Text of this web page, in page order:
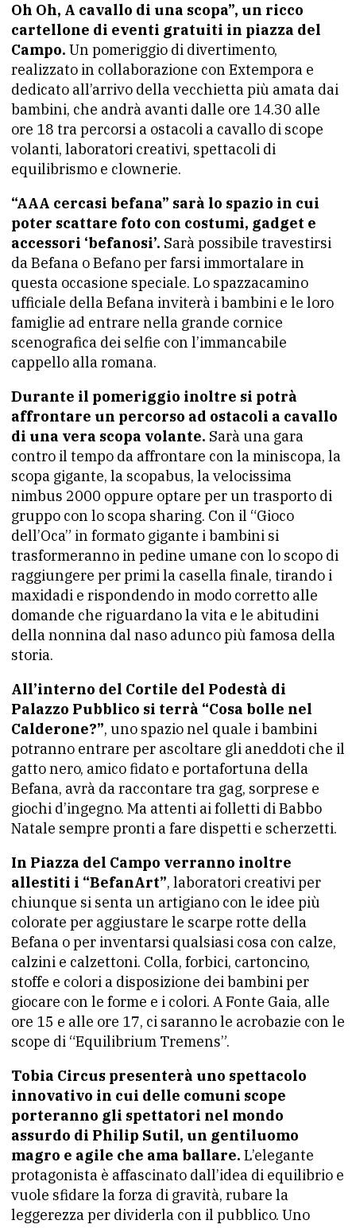
Oh Oh, A cavallo di una scopa”, un ricco
cartellone di eventi gratuiti in piazza del
Campo. Un pomeriggio di divertimento,
realizzato in collaborazione con Extempora e
dedicato all’arrivo della vecchietta più amata dai
bambini, che andrà avanti dalle ore 14.30 alle
ore 18 tra percorsi a ostacoli a cavallo di scope
volanti, laboratori creativi, spettacoli di
equilibrismo e clownerie.
“AAA cercasi befana” sarà lo spazio in cui
poter scattare foto con costumi, gadget e
accessori ‘befanosi’. Sarà possibile travestirsi
da Befana o Befano per farsi immortalare in
questa occasione speciale. Lo spazzacamino
ufficiale della Befana inviterà i bambini e le loro
famiglie ad entrare nella grande cornice
scenografica dei selfie con l’immancabile
cappello alla romana.
Durante il pomeriggio inoltre si potrà
affrontare un percorso ad ostacoli a cavallo
di una vera scopa volante. Sarà una gara
contro il tempo da affrontare con la miniscopa, la
scopa gigante, la scopabus, la velocissima
nimbus 2000 oppure optare per un trasporto di
gruppo con lo scopa sharing. Con il “Gioco
dell’Oca” in formato gigante i bambini si
trasformeranno in pedine umane con lo scopo di
raggiungere per primi la casella finale, tirando i
maxidadi e rispondendo in modo corretto alle
domande che riguardano la vita e le abitudini
della nonnina dal naso adunco più famosa della
storia.
All’interno del Cortile del Podestà di
Palazzo Pubblico si terrà “Cosa bolle nel
Calderone?”, uno spazio nel quale i bambini
potranno entrare per ascoltare gli aneddoti che il
gatto nero, amico fidato e portafortuna della
Befana, avrà da raccontare tra gag, sorprese e
giochi d’ingegno. Ma attenti ai folletti di Babbo
Natale sempre pronti a fare dispetti e scherzetti.
In Piazza del Campo verranno inoltre
allestiti i “BefanArt”, laboratori creativi per
chiunque si senta un artigiano con le idee più
colorate per aggiustare le scarpe rotte della
Befana o per inventarsi qualsiasi cosa con calze,
calzini e calzettoni. Colla, forbici, cartoncino,
stoffe e colori a disposizione dei bambini per
giocare con le forme e i colori. A Fonte Gaia, alle
ore 15 e alle ore 17, ci saranno le acrobazie con le
scope di “Equilibrium Tremens”.
Tobia Circus presenterà uno spettacolo
innovativo in cui delle comuni scope
porteranno gli spettatori nel mondo
assurdo di Philip Sutil, un gentiluomo
magro e agile che ama ballare. L’elegante
protagonista è affascinato dall’idea di equilibrio e
vuole sfidare la forza di gravità, rubare la
leggerezza per dividerla con il pubblico. Uno